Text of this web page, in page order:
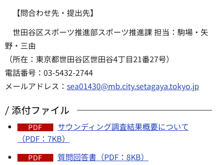
【問合わせ先・提出先】
世田谷区スポーツ推進部スポーツ推進課 担当：駒場・矢
野・三由
（所在：東京都世田谷区世田谷4丁目21番27号）
電話番号：03-5432-2744
メールアドレス： sea01430@mb.city.setagaya.tokyo.jp
添付ファイル
サウンディング調査結果概要について
（PDF：7KB）
質問回答書（PDF：8KB）